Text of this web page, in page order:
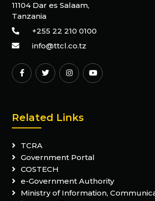
11104 Dar es Salaam,
Tanzania
+255 22 210 0100
info@ttcl.co.tz
Related Links
TCRA
Government Portal
COSTECH
e-Government Authority
Ministry of Information,